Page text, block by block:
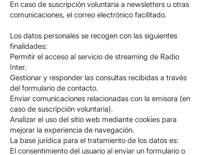
En caso de suscripción voluntaria a newsletters u otras
comunicaciones, el correo electrónico facilitado.
Los datos personales se recogen con las siguientes
finalidades:
Permitir el acceso al servicio de streaming de Radio
Inter.
Gestionar y responder las consultas recibidas a través
del formulario de contacto.
Enviar comunicaciones relacionadas con la emisora (en
caso de suscripción voluntaria).
Analizar el uso del sitio web mediante cookies para
mejorar la experiencia de navegación.
La base jurídica para el tratamiento de los datos es:
El consentimiento del usuario al enviar un formulario o